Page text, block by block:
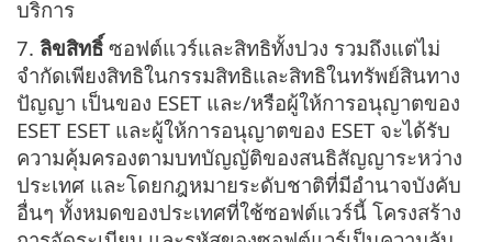
บริการ
7. ลิขสิทธิ์ ซอฟต์แวร์และสิทธิทั้งปวง รวมถึงแต่ไม่
จำกัดเพียงสิทธิในกรรมสิทธิและสิทธิในทรัพย์สินทาง
ปัญญา เป็นของ ESET และ/หรือผู้ให้การอนุญาตของ
ESET ESET และผู้ให้การอนุญาตของ ESET จะได้รับ
ความคุ้มครองตามบทบัญญัติของสนธิสัญญาระหว่าง
ประเทศ และโดยกฎหมายระดับชาติที่มีอำนาจบังคับ
อื่นๆ ทั้งหมดของประเทศที่ใช้ซอฟต์แวร์นี้ โครงสร้าง